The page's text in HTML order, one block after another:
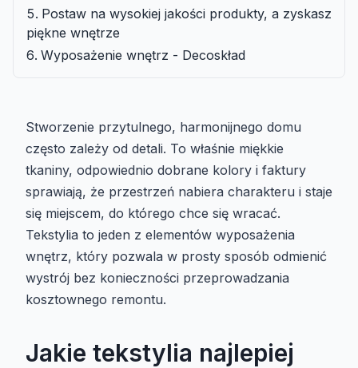
Postaw na wysokiej jakości produkty, a zyskasz
piękne wnętrze
Wyposażenie wnętrz - Decoskład
Stworzenie przytulnego, harmonijnego domu
często zależy od detali. To właśnie miękkie
tkaniny, odpowiednio dobrane kolory i faktury
sprawiają, że przestrzeń nabiera charakteru i staje
się miejscem, do którego chce się wracać.
Tekstylia to jeden z elementów wyposażenia
wnętrz, który pozwala w prosty sposób odmienić
wystrój bez konieczności przeprowadzania
kosztownego remontu.
Jakie tekstylia najlepiej